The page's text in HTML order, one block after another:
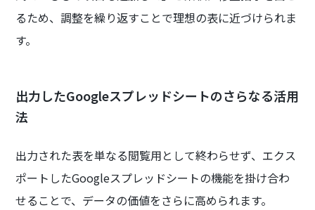
るため、調整を繰り返すことで理想の表に近づけられま
す。
出力したGoogleスプレッドシートのさらなる活用
法
出力された表を単なる閲覧用として終わらせず、エクス
ポートしたGoogleスプレッドシートの機能を掛け合わ
せることで、データの価値をさらに高められます。